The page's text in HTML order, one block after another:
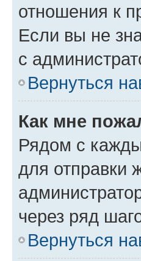
отношения к
Если вы не
с
Вернуться
Как мне
Рядом с
для отправки
через ряд
Вернуться